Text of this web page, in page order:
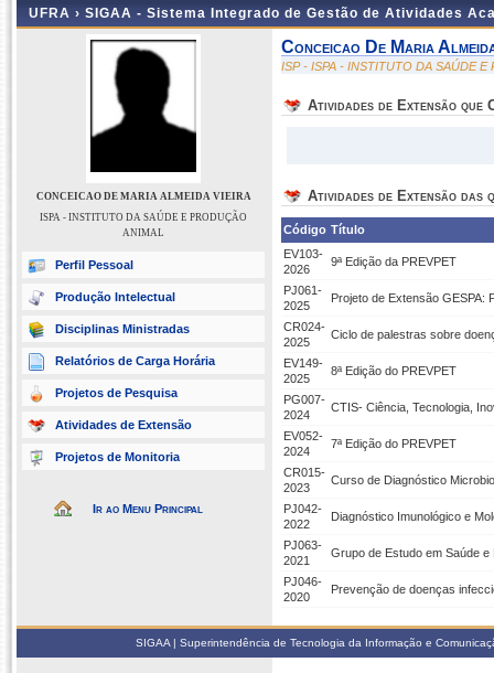
UFRA › SIGAA - Sistema Integrado de Gestão de Atividades
CONCEICAO DE MARIA ALMEIDA VIEIRA
ISPA - INSTITUTO DA SAÚDE E PRODUÇÃO
ANIMAL
Perfil Pessoal
Produção Intelectual
Disciplinas Ministradas
Relatórios de Carga Horária
Projetos de Pesquisa
Atividades de Extensão
Projetos de Monitoria
Ir ao Menu Principal
Conceicao De Maria
ISP - ISPA - INSTITUTO DA SAÚDE E
Atividades de Extensão que
Atividades de Extensão das
Código Título
EV103-
2026
9ª Edição da PREVPET
PJ061-
2025
Projeto de Extensão GESPA:
CR024-
2025
Ciclo de palestras sobre
EV149-
2025
8ª Edição do PREVPET
PG007-
2024
CTIS- Ciência, Tecnologia,
EV052-
2024
7ª Edição do PREVPET
CR015-
2023
Curso de Diagnóstico
PJ042-
2022
Diagnóstico Imunológico e
PJ063-
2021
Grupo de Estudo em Saúde e
PJ046-
2020
Prevenção de doenças
SIGAA | Superintendência de Tecnologia da Informação e